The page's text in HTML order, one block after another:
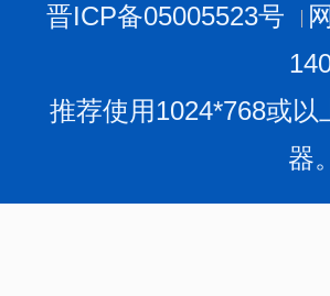
晋ICP备05005523号
推荐使用1024*768或
器